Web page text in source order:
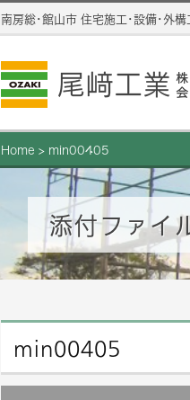
南房総･館山市 住宅施工･設備･外構
Home > min00405
添付ファイ
min00405